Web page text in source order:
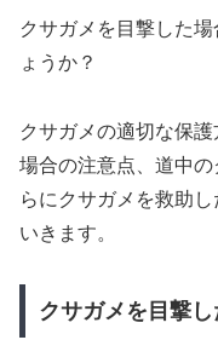
クサガメを目撃した
ょうか？
クサガメの適切な保
場合の注意点、道中
らにクサガメを救助
いきます。
クサガメを目撃